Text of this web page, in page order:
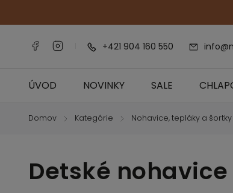
+421 904 160 550
ÚVOD NOVINKY SALE
Domov / Kategórie / Nohavice, tepláky a šortky
Detské